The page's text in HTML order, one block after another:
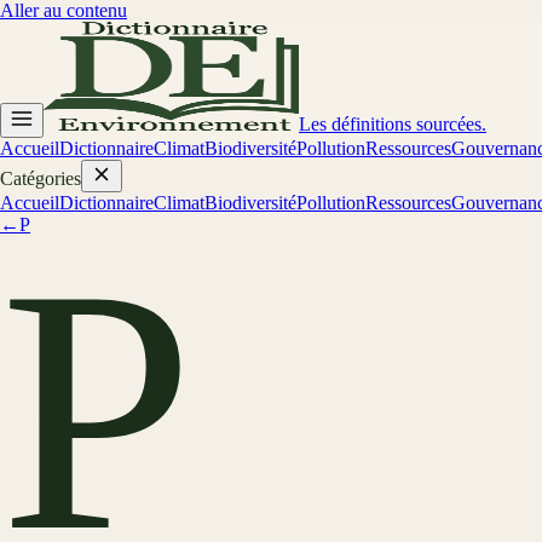
Aller au contenu
Les définitions sourcées.
AccueilDictionnaireClimatBiodiversitéPollutionRessources
Catégories
AccueilDictionnaireClimatBiodiversitéPollutionRessources
←P
P